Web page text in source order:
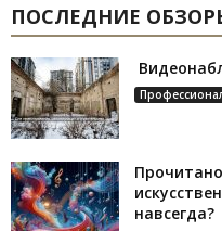
ПОСЛЕДНИЕ
навсегда?